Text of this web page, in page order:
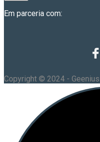
Em parceria com:
Copyright © 2024 - Geenius